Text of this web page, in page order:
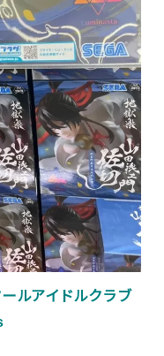
ルアイドルクラブ